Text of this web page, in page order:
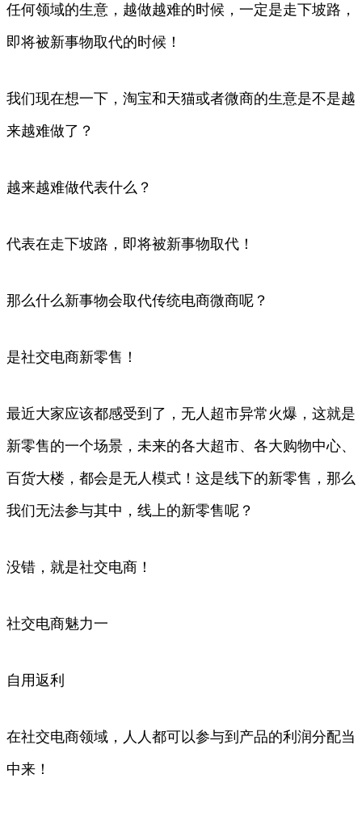
任何领域的生意，越做越难的时候，一定是走下坡路，
即将被新事物取代的时候！
我们现在想一下，淘宝和天猫或者微商的生意是不是越
来越难做了？
越来越难做代表什么？
代表在走下坡路，即将被新事物取代！
那么什么新事物会取代传统电商微商呢？
是社交电商新零售！
最近大家应该都感受到了，无人超市异常火爆，这就是
新零售的一个场景，未来的各大超市、各大购物中心、
百货大楼，都会是无人模式！这是线下的新零售，那么
我们无法参与其中，线上的新零售呢？
没错，就是社交电商！
社交电商魅力一
自用返利
在社交电商领域，人人都可以参与到产品的利润分配当
中来！